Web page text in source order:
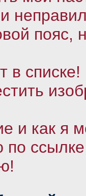
пояс,
в списке!
и как я